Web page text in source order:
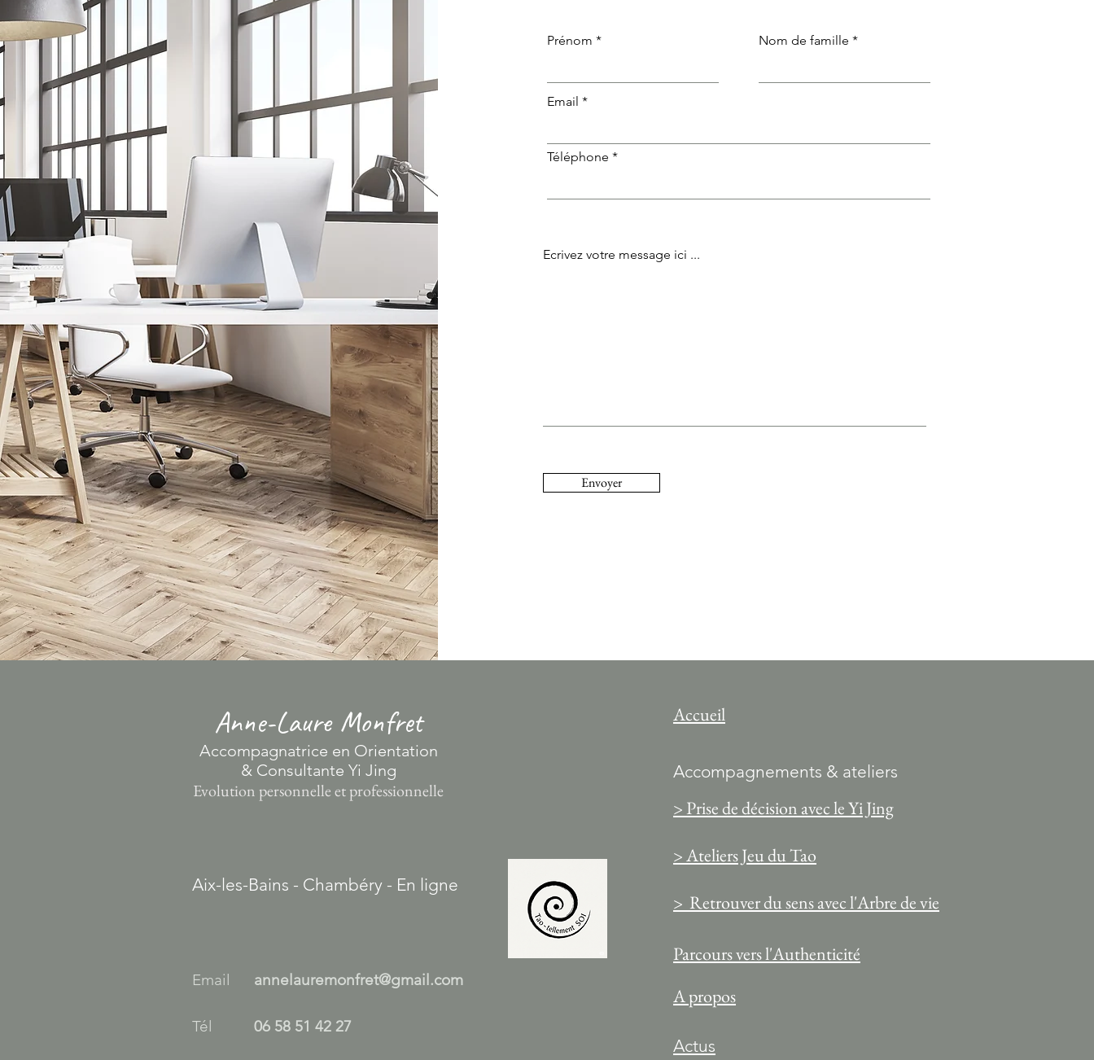
Prénom Nom de famille
Email
Téléphone *
Ecrivez votre message ici ...
Envoyer
Anne-Laure Monfret
​Accompagnatrice en Orientation
& Consultante Yi Jing
Evolution personnelle et professionnelle
Accueil
Accompagnements & ateliers
> Prise de décision avec le Yi Jing
> Ateliers Jeu du Tao
Aix-les-Bains - Chambéry - En ligne
> Retrouver du sens avec l'Arbre de vie
Parcours vers l'Authenticité
Email annelauremonfret@gmail.com
Tél 06 58 51 42 27
A propos
Actus